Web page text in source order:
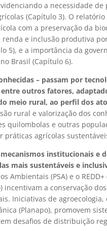
a necessidade de
(Capítulo 3). O
com a preservação da
e inclusão produtiva
5), e a importância da
Brasil (Capítulo 6).
– passam por
outros fatores,
meio rural, ao perfil dos
rural e valorização dos
quilombolas e outras
agrícolas
institucionais e
mais sustentáveis e
Ambientais (PSA) e o
incentivam a conservação
Iniciativas de agroecologia,
(Planapo), promovem
desafios de distribuição